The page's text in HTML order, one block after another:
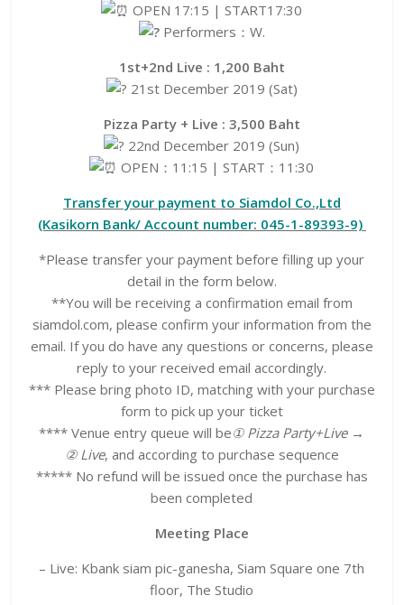
OPEN 17:15 | START17:30
Performers：W.
1st+2nd Live : 1,200 Baht
21st December 2019 (Sat)
Pizza Party + Live : 3,500 Baht
22nd December 2019 (Sun)
OPEN：11:15 | START：11:30
Transfer your payment to Siamdol Co.,Ltd
(Kasikorn Bank/ Account number: 045-1-89393-9)
*Please transfer your payment before filling up your
detail in the form below.
**You will be receiving a confirmation email from
siamdol.com, please confirm your information from the
email. If you do have any questions or concerns, please
reply to your received email accordingly.
*** Please bring photo ID, matching with your purchase
form to pick up your ticket
**** Venue entry queue will be① Pizza Party+Live →
② Live, and according to purchase sequence
***** No refund will be issued once the purchase has
been completed
Meeting Place
– Live: Kbank siam pic-ganesha, Siam Square one 7th
floor, The Studio